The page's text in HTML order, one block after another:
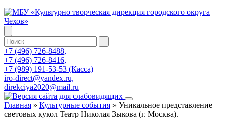
+7 (496) 726-8488,
+7 (496) 726-8416,
+7 (989) 191-53-53 (Касса)
iro-direct@yandex.ru,
direkciya2020@mail.ru
Главная » Культурные события » Уникальное представление
световых кукол Театр Николая Зыкова (г. Москва).